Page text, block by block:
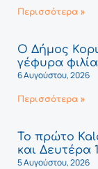
Περισσότερα »
Ο Δήμος
γέφυρα
6 Αυγούστου, 2026
Περισσότερα »
Το πρώτο
και Δευτέρα
5 Αυγούστου, 2026